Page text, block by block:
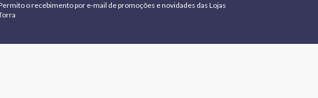
o recebimento por e-mail de promoções e novidades das Lojas